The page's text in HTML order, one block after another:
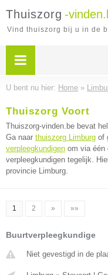
Thuiszorg -
Vind thuiszorg bij u in de
U bent nu hier: Home »
Thuiszorg Voort
Thuiszorg-vinden.be bevat
Ga naar thuiszorg Limburg of
verpleegkundigen om via één
verpleegkundigen tegelijk.
provincie Limburg.
1 2 » »»
Buurtverpleegkundige
Niet gevestigd in de